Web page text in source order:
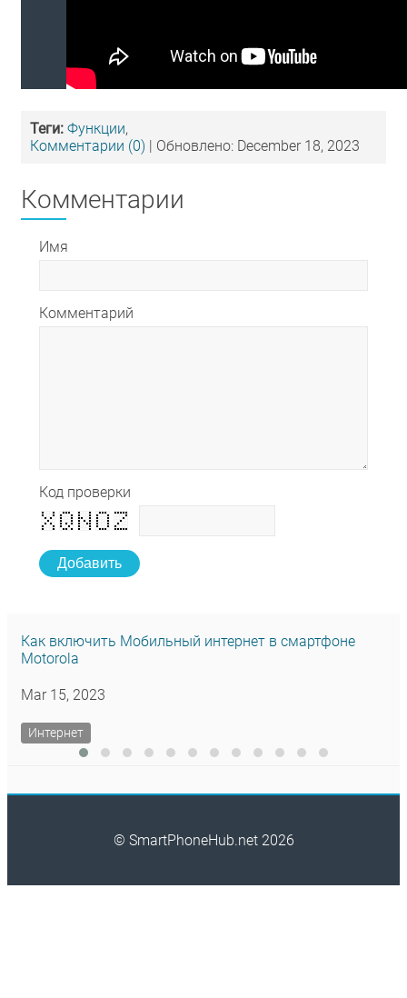
Теги: Функции,
Комментарии (0) | Обновлено: December 18, 2023
Комментарии
Имя
Комментарий
Код проверки
Добавить
Как включить Мобильный интернет в смартфоне
Motorola
Mar 15, 2023
Интернет
© SmartPhoneHub.net 2026